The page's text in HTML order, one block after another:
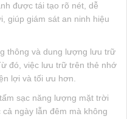
được tái tạo rõ nét, dễ
giúp giám sát an ninh hiệu
thông và dung lượng lưu trữ
đó, việc lưu trữ trên thẻ nhớ
lợi và tối ưu hơn.
sạc năng lượng mặt trời
ngày lẫn đêm mà không